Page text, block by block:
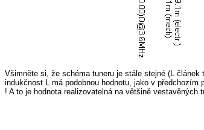
Všimněte si, že schéma tuneru je stále stejné (L
indukčnost L má podobnou hodnotu, jako v
! A to je hodnota realizovatelná na většině vestavěných